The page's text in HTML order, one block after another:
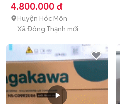
4.800.000 đ
Huyện Hóc Môn
Xã Đông Thạnh mới